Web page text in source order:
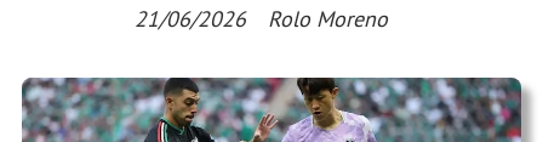
Rolo Moreno
21/06/2026